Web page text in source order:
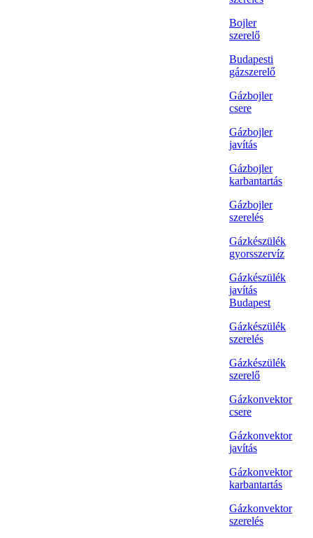
Bojler
szerelő
Budapesti
gázszerelő
Gázbojler
csere
Gázbojler
javítás
Gázbojler
karbantartás
Gázbojler
szerelés
Gázkészülék
gyorsszervíz
Gázkészülék
javítás
Budapest
Gázkészülék
szerelés
Gázkészülék
szerelő
Gázkonvektor
csere
Gázkonvektor
javítás
Gázkonvektor
karbantartás
Gázkonvektor
szerelés